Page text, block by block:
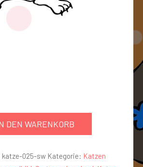
DEN WARENKORB
katze-025-sw Kategorie: Katzen